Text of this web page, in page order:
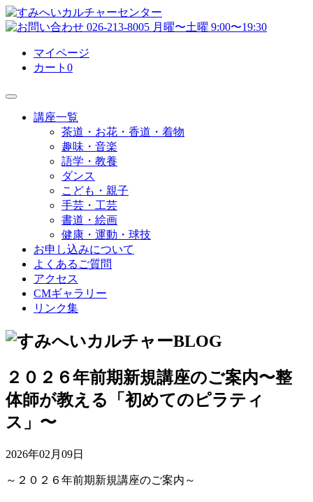
マイページ
カート 0
講座一覧
茶道・お花・香道・着物
趣味・音楽
語学・教養
ダンス
こども・親子
手芸・工芸
書道・絵画
健康・運動・球技
お申し込みについて
よくあるご質問
アクセス
CMギャラリー
リンク集
２０２６年前期新規講座のご案内〜整
体師が教える「初めてのピラティ
ス」〜
2026年02月09日
～２０２６年前期新規講座のご案内～